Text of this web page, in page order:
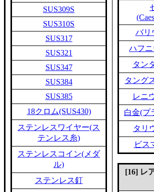
SUS309S
SUS310S
SUS317
SUS321
SUS347
SUS384
SUS385
18クロム(SUS430)
ステンレスワイヤー(ス
テンレス糸)
ステンレスコイン(メダ
ル)
ステンレス釘
バリ
ハフ
タン
タング
レニ
白金(プ
タリ
ビス
[16] レ